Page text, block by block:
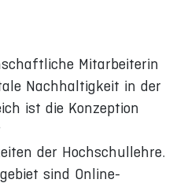
Mitarbeiterin
Nachhaltigkeit in der
ist die Konzeption
der Hochschullehre.
sind Online-